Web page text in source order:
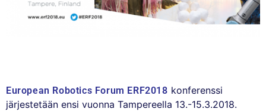
European Robotics Forum ERF2018 konferenssi
järjestetään ensi vuonna Tampereella 13.-15.3.2018.